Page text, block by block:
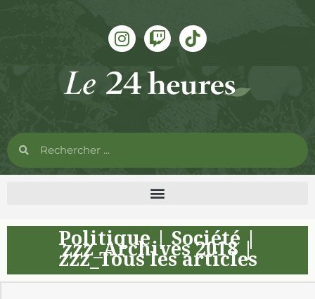
Politique|Société |
zzz_Archives 2018|
zzz_Tous les articles